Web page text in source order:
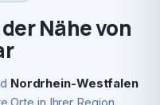
Nähe von
Nordrhein-Westfalen